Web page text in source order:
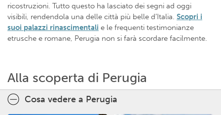
ricostruzioni. Tutto questo ha lasciato dei segni ad oggi
visibili, rendendola una delle città più belle d’Italia. Scopri i
suoi palazzi rinascimentali e le frequenti testimonianze
etrusche e romane, Perugia non si farà scordare facilmente.
Alla scoperta di Perugia
Cosa vedere a Perugia